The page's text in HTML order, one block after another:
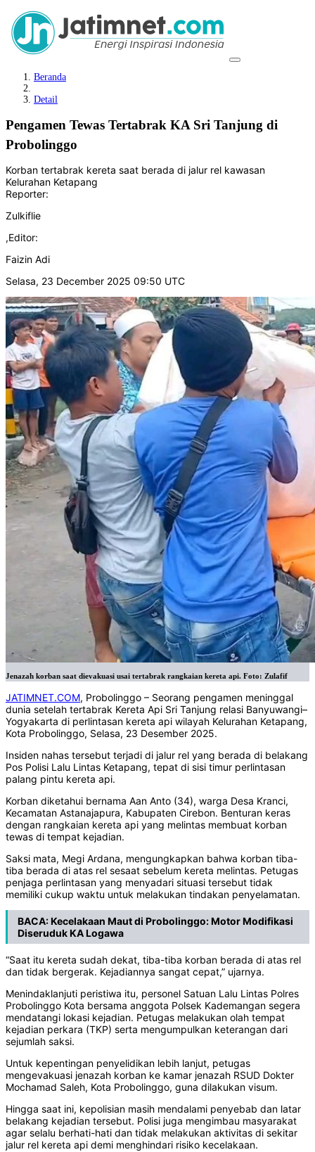
Beranda
Detail
Pengamen Tewas Tertabrak KA Sri Tanjung di
Probolinggo
Korban tertabrak kereta saat berada di jalur rel kawasan
Kelurahan Ketapang
Reporter:
Zulkiflie
,Editor:
Faizin Adi
Selasa, 23 December 2025 09:50 UTC
Jenazah korban saat dievakuasi usai tertabrak rangkaian kereta api. Foto: Zulafif
JATIMNET.COM, Probolinggo – Seorang pengamen meninggal
dunia setelah tertabrak Kereta Api Sri Tanjung relasi Banyuwangi–
Yogyakarta di perlintasan kereta api wilayah Kelurahan Ketapang,
Kota Probolinggo, Selasa, 23 Desember 2025.
Insiden nahas tersebut terjadi di jalur rel yang berada di belakang
Pos Polisi Lalu Lintas Ketapang, tepat di sisi timur perlintasan
palang pintu kereta api.
Korban diketahui bernama Aan Anto (34), warga Desa Kranci,
Kecamatan Astanajapura, Kabupaten Cirebon. Benturan keras
dengan rangkaian kereta api yang melintas membuat korban
tewas di tempat kejadian.
Saksi mata, Megi Ardana, mengungkapkan bahwa korban tiba-
tiba berada di atas rel sesaat sebelum kereta melintas. Petugas
penjaga perlintasan yang menyadari situasi tersebut tidak
memiliki cukup waktu untuk melakukan tindakan penyelamatan.
BACA:Kecelakaan Maut di Probolinggo: Motor Modifikasi
Diseruduk KA Logawa
“Saat itu kereta sudah dekat, tiba-tiba korban berada di atas rel
dan tidak bergerak. Kejadiannya sangat cepat,” ujarnya.
Menindaklanjuti peristiwa itu, personel Satuan Lalu Lintas Polres
Probolinggo Kota bersama anggota Polsek Kademangan segera
mendatangi lokasi kejadian. Petugas melakukan olah tempat
kejadian perkara (TKP) serta mengumpulkan keterangan dari
sejumlah saksi.
Untuk kepentingan penyelidikan lebih lanjut, petugas
mengevakuasi jenazah korban ke kamar jenazah RSUD Dokter
Mochamad Saleh, Kota Probolinggo, guna dilakukan visum.
Hingga saat ini, kepolisian masih mendalami penyebab dan latar
belakang kejadian tersebut. Polisi juga mengimbau masyarakat
agar selalu berhati-hati dan tidak melakukan aktivitas di sekitar
jalur rel kereta api demi menghindari risiko kecelakaan.